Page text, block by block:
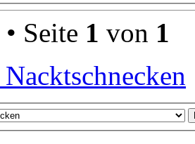
Seite 1 von 1